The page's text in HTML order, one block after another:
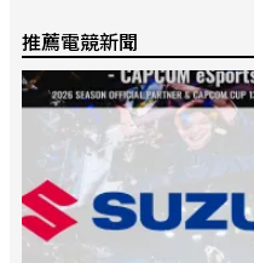
推薦電競新聞